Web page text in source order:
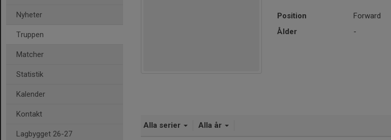
Nyheter
Truppen
Matcher
Statistik
Kalender
Kontakt
Lagbygget 26-27
Position
Forward
Ålder
-
Alla serier Alla år